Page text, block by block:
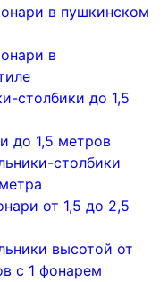
в пушкинском
в
столбики до 1,5
до 1,5 метров
столбики
от 1,5 до 2,5
высотой от
с 1 фонарем